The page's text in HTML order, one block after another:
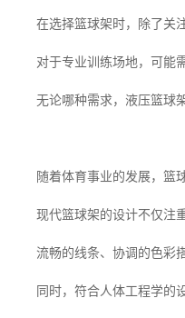
在选择篮球架时，除了关
对于专业训练场地，可能
无论哪种需求，液压篮球
随着体育事业的发展，篮
现代篮球架的设计不仅注
流畅的线条、协调的色彩
同时，符合人体工程学的